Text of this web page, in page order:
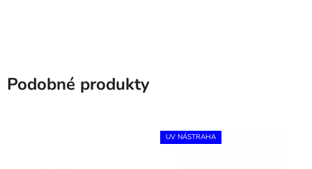
Podobné produkty
UV NÁSTRAHA